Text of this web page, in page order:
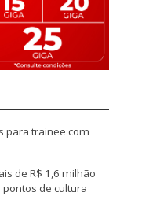
para trainee com
de R$ 1,6 milhão
de cultura